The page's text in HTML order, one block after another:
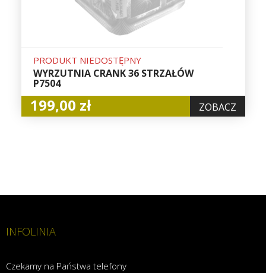
PRODUKT NIEDOSTĘPNY
WYRZUTNIA CRANK 36 STRZAŁÓW
P7504
199,00 zł ZOBACZ
INFOLINIA
Czekamy na Państwa telefony